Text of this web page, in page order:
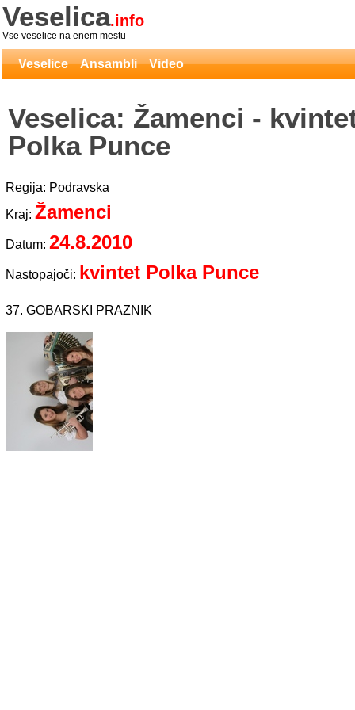
Veselica.info
Vse veselice na enem mestu
Veselice Ansambli Video
Veselica: Žamenci -
Polka Punce
Regija: Podravska
Kraj: Žamenci
Datum: 24.8.2010
Nastopajoči: kvintet Polka Punce
37. GOBARSKI PRAZNIK